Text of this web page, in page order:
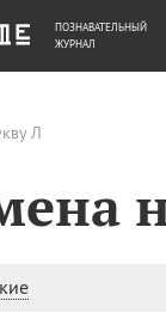
Л
ПОЗНАВАТЕЛЬНЫЙ
ЖУРНАЛ